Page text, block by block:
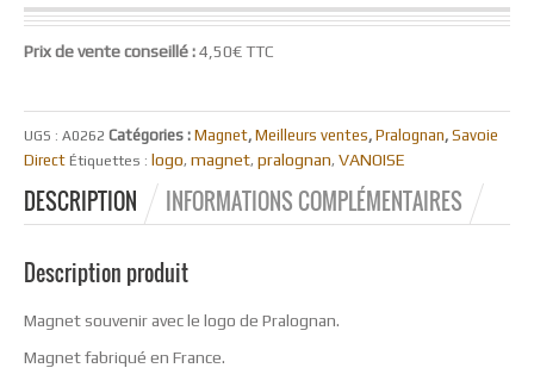
Prix de vente conseillé :4,50€ TTC
UGS : A0262 Catégories : Magnet, Meilleurs ventes, Pralognan, Savoie
Direct Étiquettes : logo, magnet, pralognan, VANOISE
DESCRIPTION INFORMATIONS COMPLÉMENTAIRES
Description produit
Magnet souvenir avec le logo de Pralognan.
Magnet fabriqué en France.